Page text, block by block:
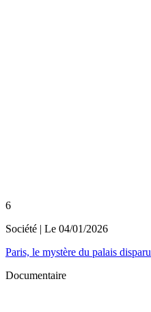
6
Société | Le 04/01/2026
Paris, le mystère du palais disparu
Documentaire